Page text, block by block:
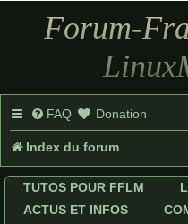
Forum-
FAQ Donation
Index du forum
TUTOS POUR FFLM
ACTUS ET INFOS